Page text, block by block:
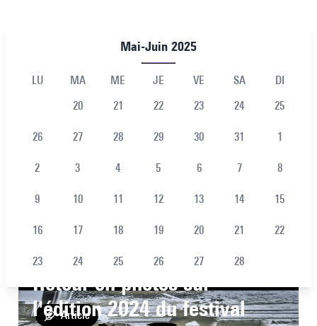
Mai-Juin 2025
LU MA ME JE VE SA
DI
20
21 22 23 24 25
26 27 28 29 30 31 1
2 3 4 5 6 7 8
9 10 11 12 13 14 15
16 17 18 19 20 21 22
23 24 25 26 27 28
Article
Retour en photos sur
l'édition 2024 du festival